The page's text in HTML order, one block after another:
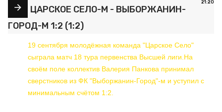
21:20
ЦАРСКОЕ СЕЛО-М - ВЫБОРЖАНИН-
ГОРОД-М 1:2 (1:2)
19 сентября молодёжная команда "Царское Село"
сыграла матч 18 тура первенства Высшей лиги.На
своём поле коллектив Валерия Панкова принимал
сверстников из ФК "Выборжанин-Город"-м и уступил с
минимальным счётом 1:2.